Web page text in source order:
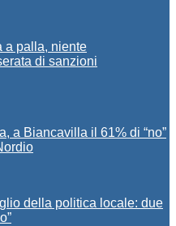
a palla, niente
di sanzioni
a Biancavilla il 61% di “no”
della politica locale: due